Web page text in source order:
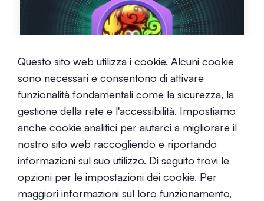
Che cos’è Gensokishi (MV)?
Principiante 18 aprile 2023
Che cos'è Decentraland (MANA)?
Questo sito web utilizza i cookie. Alcuni cookie
sono necessari e consentono di attivare
funzionalità fondamentali come la sicurezza, la
gestione della rete e l'accessibilità. Impostiamo
anche cookie analitici per aiutarci a migliorare il
nostro sito web raccogliendo e riportando
informazioni sul suo utilizzo. Di seguito trovi le
opzioni per le impostazioni dei cookie. Per
maggiori informazioni sul loro funzionamento,